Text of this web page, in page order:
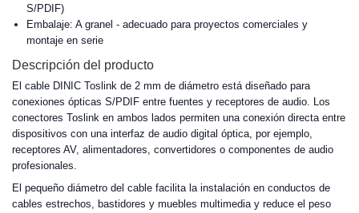
S/PDIF)
Embalaje: A granel - adecuado para proyectos comerciales y
montaje en serie
Descripción del producto
El cable DINIC Toslink de 2 mm de diámetro está diseñado para
conexiones ópticas S/PDIF entre fuentes y receptores de audio. Los
conectores Toslink en ambos lados permiten una conexión directa entre
dispositivos con una interfaz de audio digital óptica, por ejemplo,
receptores AV, alimentadores, convertidores o componentes de audio
profesionales.
El pequeño diámetro del cable facilita la instalación en conductos de
cables estrechos, bastidores y muebles multimedia y reduce el peso